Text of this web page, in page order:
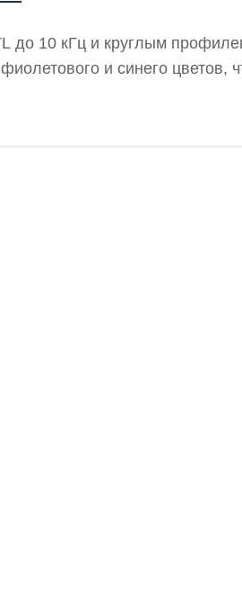
до 10 кГц и круглым
и синего цветов,
от 1 до 100 мВт, что